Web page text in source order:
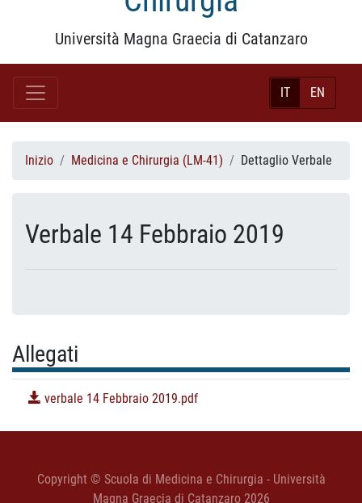
Università Magna Graecia di Catanzaro
IT EN
Inizio Medicina e Chirurgia (LM-41) Dettaglio Verbale
Verbale 14 Febbraio 2019
Allegati
verbale 14 Febbraio 2019.pdf
Copyright © Scuola di Medicina e Chirurgia - Università
Magna Graecia di Catanzaro 2026